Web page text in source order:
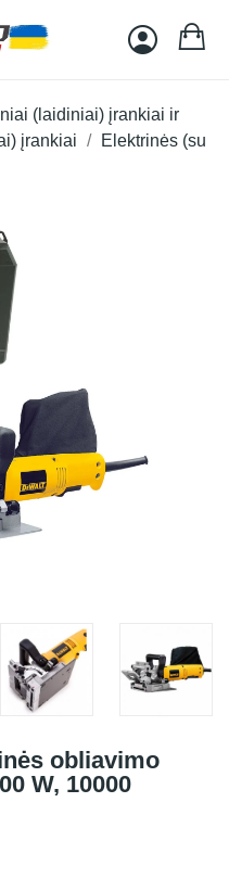
(laidiniai) įrankiai ir
įrankiai
Elektrinės (su
obliavimo
W, 10000